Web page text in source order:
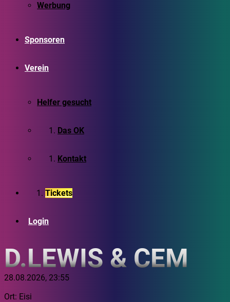
Werbung
Sponsoren
Verein
Helfer gesucht
Das OK
Kontakt
Tickets
Login
D.LEWIS & CEM
28.08.2026, 23:55
Ort: Eisi